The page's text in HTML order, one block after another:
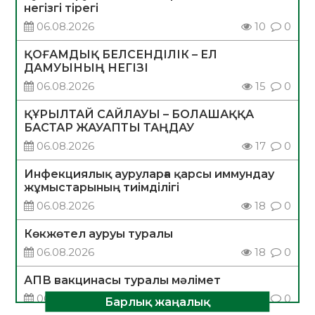
негізгі тірегі
06.08.2026
10 0
ҚОҒАМДЫҚ БЕЛСЕНДІЛІК – ЕЛ
ДАМУЫНЫҢ НЕГІЗІ
06.08.2026
15 0
ҚҰРЫЛТАЙ САЙЛАУЫ – БОЛАШАҚҚА
БАСТАР ЖАУАПТЫ ТАҢДАУ
06.08.2026
17 0
Инфекциялық ауруларға қарсы иммундау
жұмыстарының тиімділігі
06.08.2026
18 0
Көкжөтел ауруы туралы
06.08.2026
18 0
АПВ вакцинасы туралы мәлімет
06.08.2026
0
Барлық жаңалық